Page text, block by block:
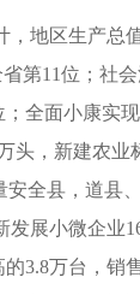
地区生产总
第11位；社
；全面小康实
头，新建农业
全县，道县
展小微企业
3.8万台，销